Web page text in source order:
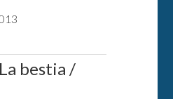
bestia /